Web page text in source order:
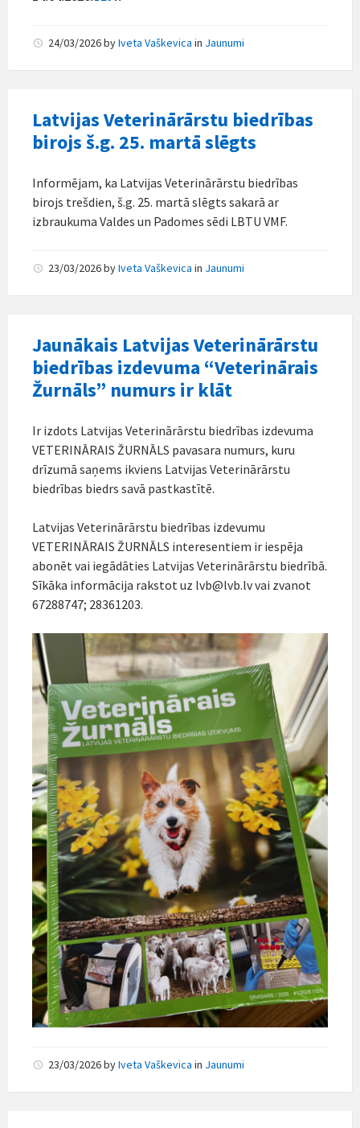
24/03/2026byIveta Vaškevica in Jaunumi
Latvijas Veterinārārstu biedrības
birojs š.g. 25. martā slēgts
Informējam, ka Latvijas Veterinārārstu biedrības
birojs trešdien, š.g. 25. martā slēgts sakarā ar
izbraukuma Valdes un Padomes sēdi LBTU VMF.
23/03/2026byIveta Vaškevica in Jaunumi
Jaunākais Latvijas Veterinārārstu
biedrības izdevuma “Veterinārais
Žurnāls” numurs ir klāt
Ir izdots Latvijas Veterinārārstu biedrības izdevuma
VETERINĀRAIS ŽURNĀLS pavasara numurs, kuru
drīzumā saņems ikviens Latvijas Veterinārārstu
biedrības biedrs savā pastkastītē.
Latvijas Veterinārārstu biedrības izdevumu
VETERINĀRAIS ŽURNĀLS interesentiem ir iespēja
abonēt vai iegādāties Latvijas Veterinārārstu biedrībā.
Sīkāka informācija rakstot uz lvb@lvb.lv vai zvanot
67288747; 28361203.
23/03/2026byIveta Vaškevica in Jaunumi